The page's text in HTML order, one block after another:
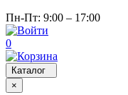
Пн-Пт: 9:00 – 17:00
0
Каталог
×